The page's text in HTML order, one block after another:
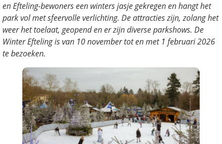
en Efteling-bewoners een winters jasje gekregen en hangt het
park vol met sfeervolle verlichting. De attracties zijn, zolang het
weer het toelaat, geopend en er zijn diverse parkshows. De
Winter Efteling is van 10 november tot en met 1 februari 2026
te bezoeken.